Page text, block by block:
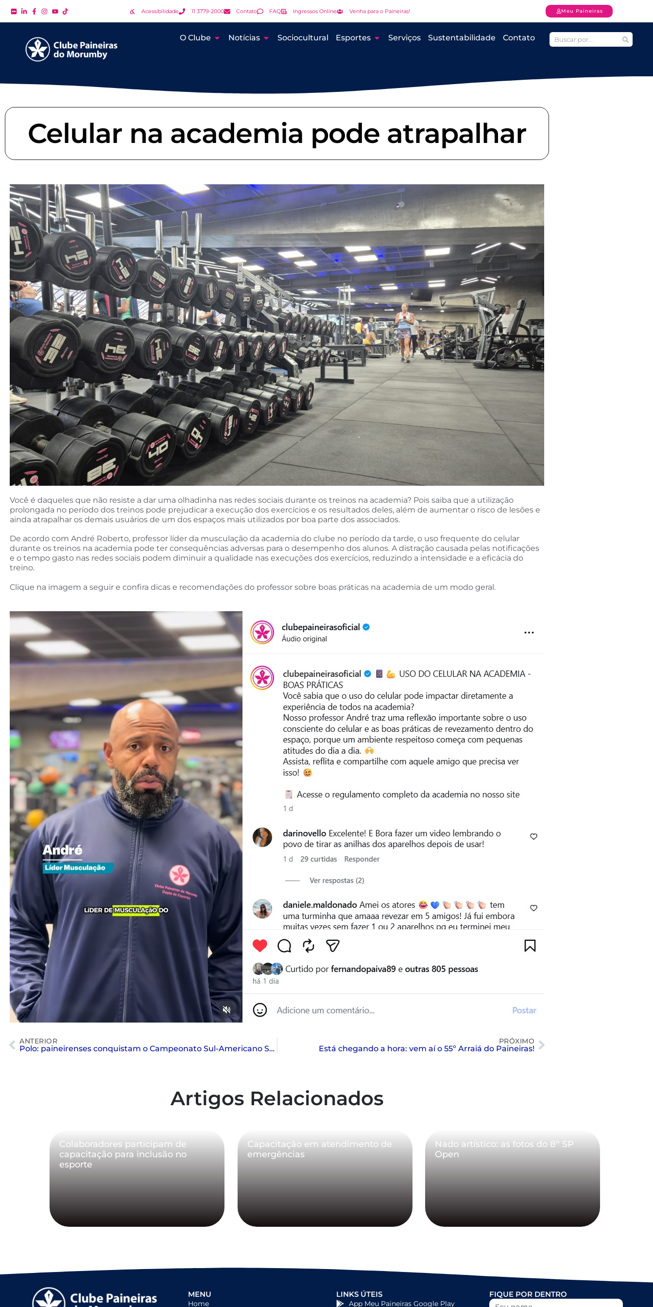
Acessibilidade 11 3779-2000 Contato FAQ Ingressos Online Venha para o Paineiras! Meu Paineiras
O Clube Notícias Sociocultural Esportes Serviços Sustentabilidade Contato
Celular na academia pode atrapalhar
Você é daqueles que não resiste a dar uma olhadinha nas redes sociais durante os treinos na academia? Pois saiba que a utilização
prolongada no período dos treinos pode prejudicar a execução dos exercícios e os resultados deles, além de aumentar o risco de lesões e
ainda atrapalhar os demais usuários de um dos espaços mais utilizados por boa parte dos associados.
De acordo com André Roberto, professor líder da musculação da academia do clube no período da tarde, o uso frequente do celular
durante os treinos na academia pode ter consequências adversas para o desempenho dos alunos. A distração causada pelas notificações
e o tempo gasto nas redes sociais podem diminuir a qualidade nas execuções dos exercícios, reduzindo a intensidade e a eficácia do
treino.
Clique na imagem a seguir e confira dicas e recomendações do professor sobre boas práticas na academia de um modo geral.
ANTERIOR
Polo: paineirenses conquistam o Campeonato Sul-Americano Sub-16
PRÓXIMO
Está chegando a hora: vem aí o 55º Arraiá do Paineiras!
Artigos Relacionados
Colaboradores participam de
capacitação para inclusão no
esporte
Capacitação em atendimento de
emergências
Nado artístico: as fotos do 8º SP
Open
MENU
Home
LINKS ÚTEIS
App Meu Paineiras Google Play
FIQUE POR DENTRO